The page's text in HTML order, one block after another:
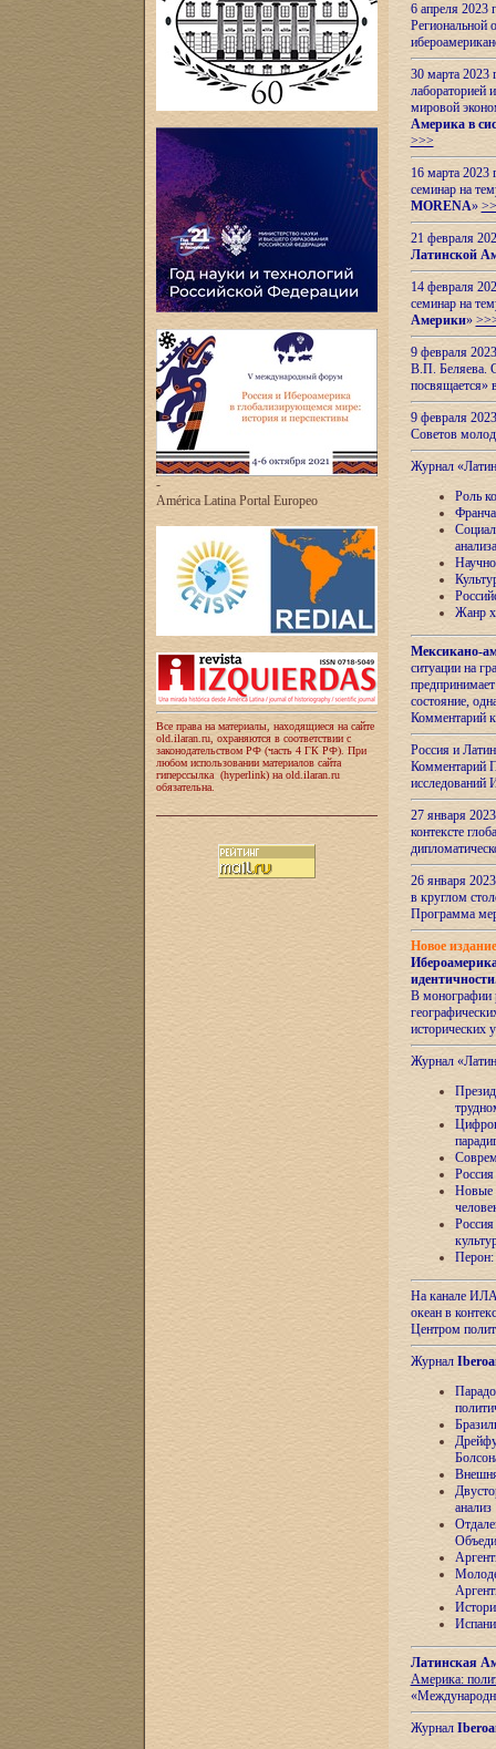
-
América Latina Portal Europeo
Все права на материалы, находящиеся на сайте
old.ilaran.ru, охраняются в соответствии с
законодательством РФ (часть 4 ГК РФ). При
любом использовании материалов сайта
гиперссылка (hyperlink) на old.ilaran.ru
обязательна.
6 апреля
Региональной
30 марта 2023
лабораторией
мировой
Америка в
>>>
16 марта 2023
семинар на
MORENA»
21 февраля
Латинской
14 февраля
семинар на
Америки»
9 февраля
В.П. Беляева.
посвящается»
9 февраля
Советов
Журнал
Роль
анализа
Жанр
Мексикано-
ситуации на
состояние,
Комментарий
Россия и
Комментарий
27 января
контексте
26 января
в круглом
Программа
Новое
идентичности
В монографии
исторических
Журнал
Новые
Перон:
На канале
океан в
Центром
Журнал
анализ
Латинская
Америка:
Журнал